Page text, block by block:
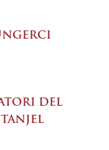
DEL